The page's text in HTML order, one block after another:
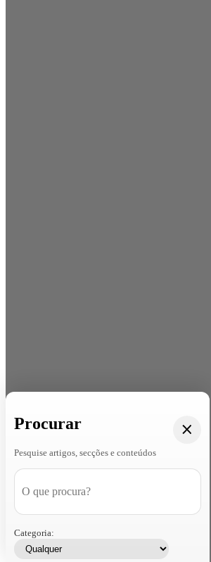
Procurar
Pesquise artigos, secções e conteúdos
Categoria: